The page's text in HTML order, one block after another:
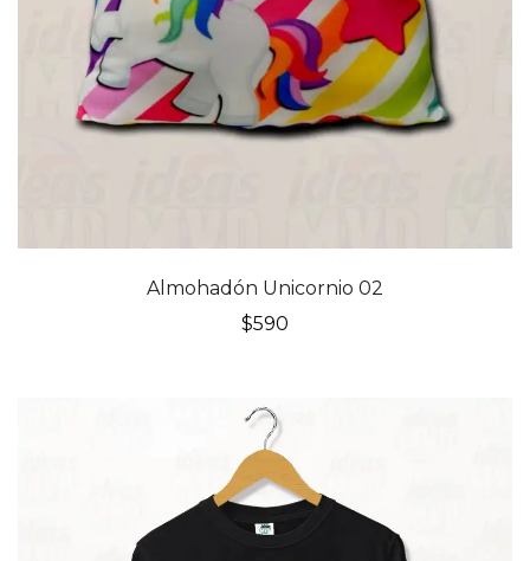
Almohadón Unicornio 02
$590